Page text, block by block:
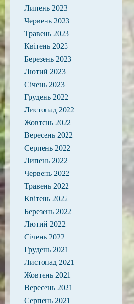
Липень 2023
Червень 2023
Травень 2023
Квітень 2023
Березень 2023
Лютий 2023
Січень 2023
Грудень 2022
Листопад 2022
Жовтень 2022
Вересень 2022
Серпень 2022
Липень 2022
Червень 2022
Травень 2022
Квітень 2022
Березень 2022
Лютий 2022
Січень 2022
Грудень 2021
Листопад 2021
Жовтень 2021
Вересень 2021
Серпень 2021